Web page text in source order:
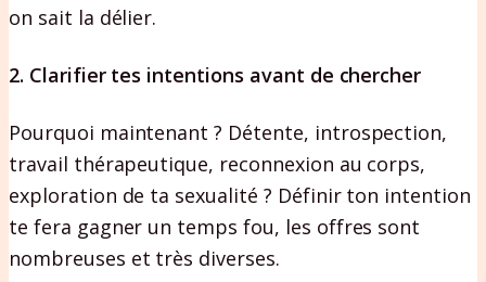
on sait la délier.
2. Clarifier tes intentions avant de chercher
Pourquoi maintenant ? Détente, introspection,
travail thérapeutique, reconnexion au corps,
exploration de ta sexualité ? Définir ton intention
te fera gagner un temps fou, les offres sont
nombreuses et très diverses.